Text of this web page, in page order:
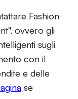
Fashion
ovvero gli
sugli
con il
e delle
se